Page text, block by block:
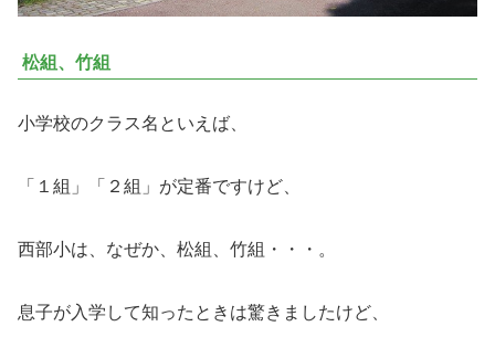
松組、竹組
小学校のクラス名といえば、
「１組」「２組」が定番ですけど、
西部小は、なぜか、松組、竹組・・・。
息子が入学して知ったときは驚きましたけど、